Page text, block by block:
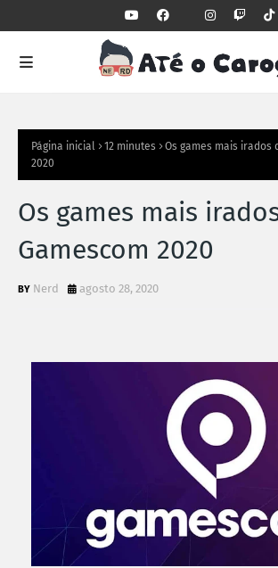
Página inicial 12 minutes
Os games mais irados
2020
Os games mais
Gamescom 2020
Nerd agosto 28, 2020